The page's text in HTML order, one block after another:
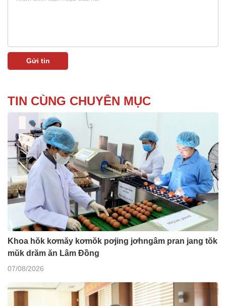
TIN CÙNG CHUYÊN MỤC
Khoa hŏk kơmăy kơmŏk pơjing jơhngâm pran jang tŏk
mŭk drăm ăn Lâm Đồng
07/08/2026